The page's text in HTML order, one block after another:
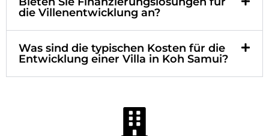
die Villenentwicklung an?
Was sind die typischen Kosten für die
Entwicklung einer Villa in Koh Samui?